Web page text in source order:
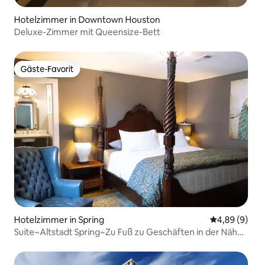
Hotelzimmer in Downtown Houston
Deluxe-Zimmer mit Queensize-Bett
Gäste-Favorit
Gäste-Favorit
Hotelzimmer in Spring
4,89 (9)
Suite~Altstadt Spring~Zu Fuß zu Geschäften in der Nähe